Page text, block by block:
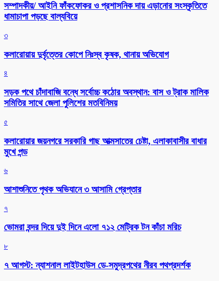
সম্পাদকীয়/ আইনি ফাঁকফোকর ও প্রশাসনিক দায় এড়ানোর সংস্কৃতিতে
ধামাচাপা পড়ছে বাল্যবিয়ে
৩
কলারোয়ায় দুর্বৃত্তের কোপে নিঃস্ব কৃষক, থানায় অভিযোগ
৪
সড়ক পথে চাঁদাবাজি বন্ধে সর্বোচ্চ কঠোর অবস্থান: বাস ও ট্রাক মালিক
সমিতির সাথে জেলা পুলিশের মতবিনিময়
৫
কলারোয়ার জয়নগরে সরকারি গাছ আত্মসাতের চেষ্টা, এলাকাবাসীর বাধার
মুখে পন্ড
৬
আশাশুনিতে পৃথক অভিযানে ৩ আসামি গ্রেপ্তার
৭
ভোমরা বন্দর দিয়ে দুই দিনে এলো ৭১২ মেট্রিক টন কাঁচা মরিচ
৮
৭ আগস্ট: ন্যাশনাল লাইটহাউস ডে-সমুদ্রপথের নীরব পথপ্রদর্শক